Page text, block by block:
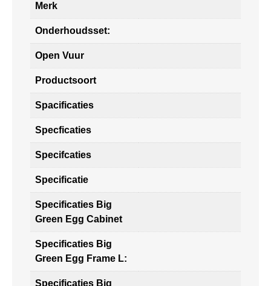
Merk
Onderhoudsset:
Open Vuur
Productsoort
Spacificaties
Specficaties
Specifcaties
Specificatie
Specificaties Big
Green Egg Cabinet
Specificaties Big
Green Egg Frame L:
Specificaties Big